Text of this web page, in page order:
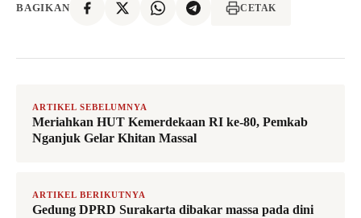
BAGIKAN CETAK
ARTIKEL SEBELUMNYA
Meriahkan HUT Kemerdekaan RI ke-80, Pemkab
Nganjuk Gelar Khitan Massal
ARTIKEL BERIKUTNYA
Gedung DPRD Surakarta dibakar massa pada dini